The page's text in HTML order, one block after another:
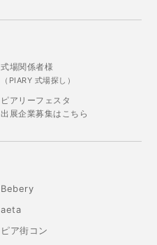
式場関係者様
（PIARY 式場探し）
ピアリーフェスタ
出展企業募集はこちら
Bebery
aeta
ピア街コン